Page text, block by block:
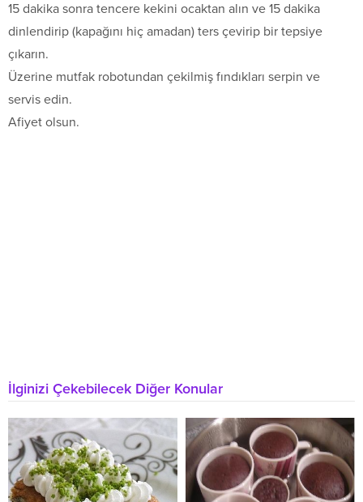
15 dakika sonra tencere kekini ocaktan alın ve 15 dakika
dinlendirip (kapağını hiç amadan) ters çevirip bir tepsiye
çıkarın.
Üzerine mutfak robotundan çekilmiş fındıkları serpin ve
servis edin.
Afiyet olsun.
İlginizi Çekebilecek Diğer Konular